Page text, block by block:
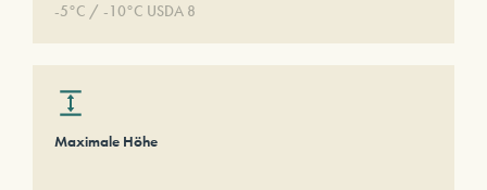
-5°C / -10°C USDA 8
Maximale Höhe